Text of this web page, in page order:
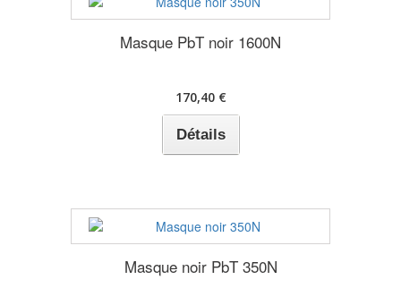
Masque PbT noir 1600N
170,40 €
Détails
Masque noir PbT 350N